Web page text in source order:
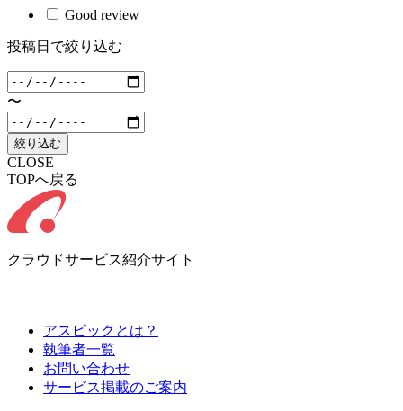
Good review
投稿日で絞り込む
〜
絞り込む
CLOSE
TOPへ戻る
クラウドサービス紹介サイト
アスピックとは？
執筆者一覧
お問い合わせ
サービス掲載のご案内